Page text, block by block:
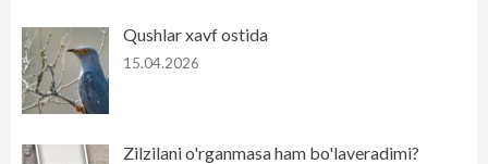
Qushlar xavf ostida
15.04.2026
Zilzilani o'rganmasa ham bo'laveradimi?